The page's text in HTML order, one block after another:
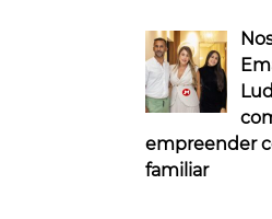
empreender
familiar